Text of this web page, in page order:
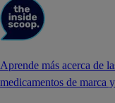
Aprende más acerca de
medicamentos de marca